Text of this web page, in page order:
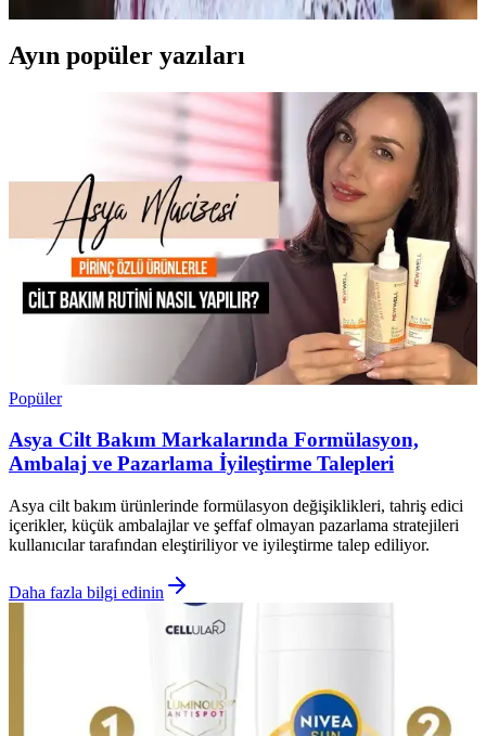
Ayın popüler yazıları
Popüler
Asya Cilt Bakım Markalarında Formülasyon,
Ambalaj ve Pazarlama İyileştirme Talepleri
Asya cilt bakım ürünlerinde formülasyon değişiklikleri, tahriş edici
içerikler, küçük ambalajlar ve şeffaf olmayan pazarlama stratejileri
kullanıcılar tarafından eleştiriliyor ve iyileştirme talep ediliyor.
Daha fazla bilgi edinin